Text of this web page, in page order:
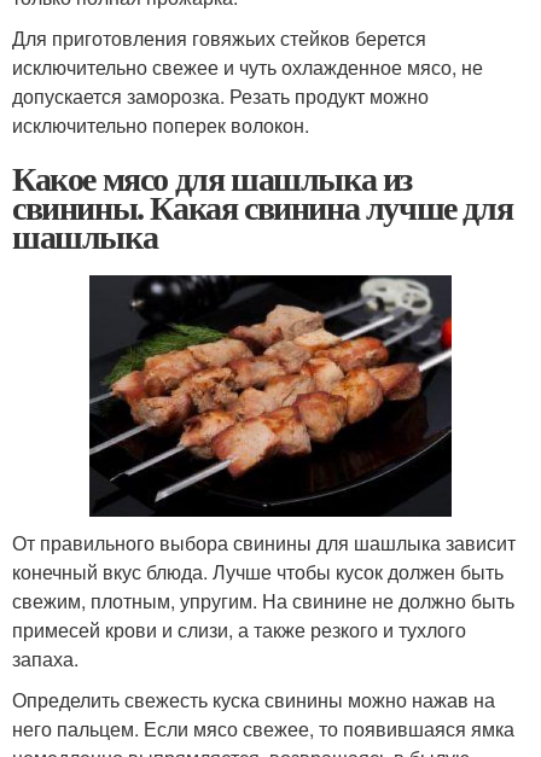
Для приготовления говяжьих стейков берется
исключительно свежее и чуть охлажденное мясо, не
допускается заморозка. Резать продукт можно
исключительно поперек волокон.
Какое мясо для шашлыка из
свинины. Какая свинина лучше для
шашлыка
От правильного выбора свинины для шашлыка зависит
конечный вкус блюда. Лучше чтобы кусок должен быть
свежим, плотным, упругим. На свинине не должно быть
примесей крови и слизи, а также резкого и тухлого
запаха.
Определить свежесть куска свинины можно нажав на
него пальцем. Если мясо свежее, то появившаяся ямка